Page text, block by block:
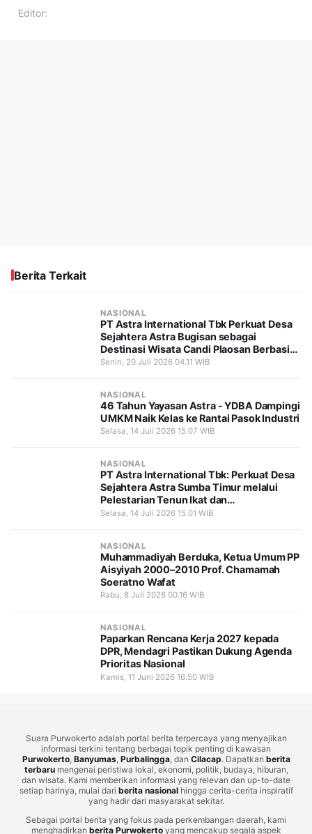
Editor:
Berita Terkait
NASIONAL
PT Astra International Tbk Perkuat Desa
Sejahtera Astra Bugisan sebagai
Destinasi Wisata Candi Plaosan Berbasis
Budaya
Senin, 20 Juli 2026 04.11 WIB
NASIONAL
46 Tahun Yayasan Astra - YDBA Dampingi
UMKM Naik Kelas ke Rantai Pasok Industri
Selasa, 14 Juli 2026 15.07 WIB
NASIONAL
PT Astra International Tbk: Perkuat Desa
Sejahtera Astra Sumba Timur melalui
Pelestarian Tenun Ikat dan
Pemberdayaan Perempuan
Selasa, 14 Juli 2026 15.01 WIB
NASIONAL
Muhammadiyah Berduka, Ketua Umum PP
Aisyiyah 2000–2010 Prof. Chamamah
Soeratno Wafat
Rabu, 8 Juli 2026 00.16 WIB
NASIONAL
Paparkan Rencana Kerja 2027 kepada
DPR, Mendagri Pastikan Dukung Agenda
Prioritas Nasional
Kamis, 11 Juni 2026 16.50 WIB
Suara Purwokerto adalah portal berita terpercaya yang menyajikan
informasi terkini tentang berbagai topik penting di kawasan
Purwokerto, Banyumas, Purbalingga, dan Cilacap. Dapatkan berita
terbarumengenai peristiwa lokal, ekonomi, politik, budaya, hiburan,
dan wisata. Kami memberikan informasi yang relevan dan up-to-date
setiap harinya, mulai dari berita nasionalhingga cerita-cerita inspiratif
yang hadir dari masyarakat sekitar.
Sebagai portal berita yang fokus pada perkembangan daerah, kami
menghadirkan berita Purwokertoyang mencakup segala aspek